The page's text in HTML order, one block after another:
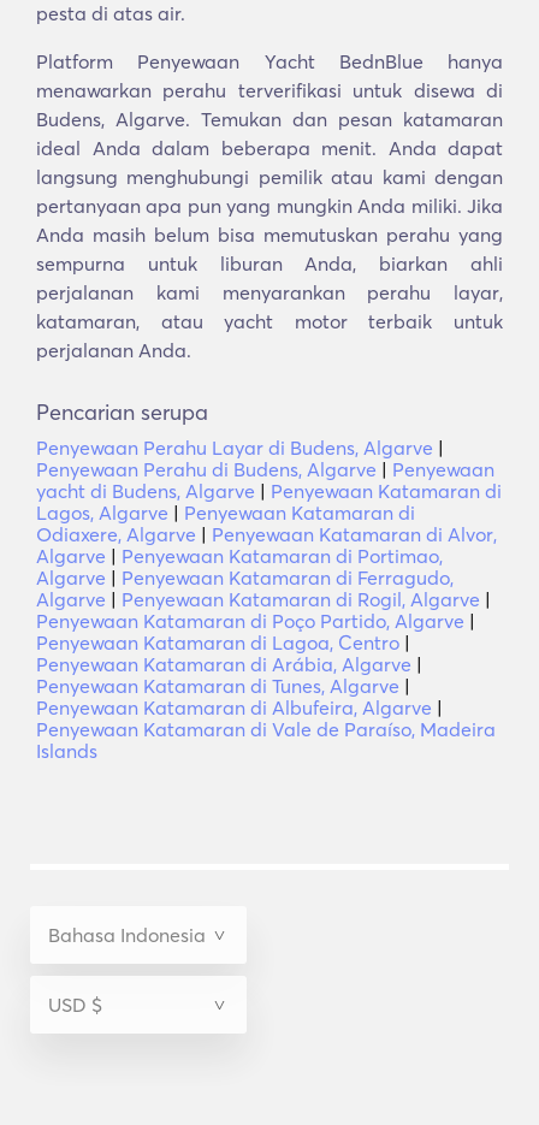
pesta di atas air.
Platform Penyewaan Yacht BednBlue hanya
menawarkan perahu terverifikasi untuk disewa di
Budens, Algarve. Temukan dan pesan katamaran
ideal Anda dalam beberapa menit. Anda dapat
langsung menghubungi pemilik atau kami dengan
pertanyaan apa pun yang mungkin Anda miliki. Jika
Anda masih belum bisa memutuskan perahu yang
sempurna untuk liburan Anda, biarkan ahli
perjalanan kami menyarankan perahu layar,
katamaran, atau yacht motor terbaik untuk
perjalanan Anda.
Pencarian serupa
Penyewaan Perahu Layar di Budens, Algarve |
Penyewaan Perahu di Budens, Algarve | Penyewaan
yacht di Budens, Algarve | Penyewaan Katamaran di
Lagos, Algarve | Penyewaan Katamaran di
Odiaxere, Algarve | Penyewaan Katamaran di Alvor,
Algarve | Penyewaan Katamaran di Portimao,
Algarve | Penyewaan Katamaran di Ferragudo,
Algarve | Penyewaan Katamaran di Rogil, Algarve |
Penyewaan Katamaran di Poço Partido, Algarve |
Penyewaan Katamaran di Lagoa, Centro |
Penyewaan Katamaran di Arábia, Algarve |
Penyewaan Katamaran di Tunes, Algarve |
Penyewaan Katamaran di Albufeira, Algarve |
Penyewaan Katamaran di Vale de Paraíso, Madeira
Islands